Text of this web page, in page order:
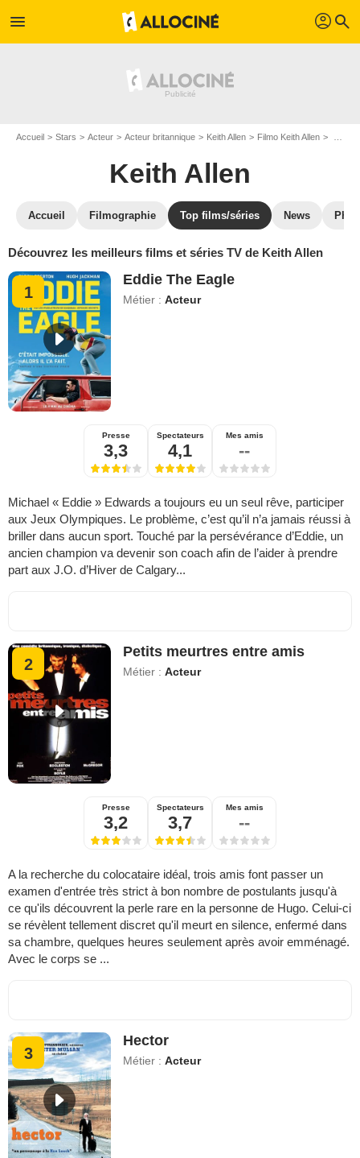
menu profil search
Accueil Stars Acteur Acteur britannique Keith Allen Filmo Keith Allen
Keith Allen
Accueil Filmographie Top films/séries News
Découvrez les meilleurs films et séries TV de Keith Allen
1
Eddie The Eagle
Métier :Acteur
Presse
3,3
Spectateurs
4,1
Mes amis
--
Michael « Eddie » Edwards a toujours eu un seul rêve, participer
aux Jeux Olympiques. Le problème, c’est qu’il n’a jamais réussi à
briller dans aucun sport. Touché par la persévérance d’Eddie, un
ancien champion va devenir son coach afin de l’aider à prendre
part aux J.O. d’Hiver de Calgary...
2
Petits meurtres entre amis
Métier :Acteur
Presse
3,2
Spectateurs
3,7
Mes amis
--
A la recherche du colocataire idéal, trois amis font passer un
examen d'entrée très strict à bon nombre de postulants jusqu'à
ce qu'ils découvrent la perle rare en la personne de Hugo. Celui-ci
se révèlent tellement discret qu'il meurt en silence, enfermé dans
sa chambre, quelques heures seulement après avoir emménagé.
Avec le corps se ...
3
Hector
Métier :Acteur